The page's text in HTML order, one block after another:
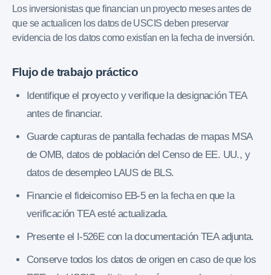
Los inversionistas que financian un proyecto meses antes de
que se actualicen los datos de USCIS deben preservar
evidencia de los datos como existían en la fecha de inversión.
Flujo de trabajo práctico
Identifique el proyecto y verifique la designación TEA
antes de financiar.
Guarde capturas de pantalla fechadas de mapas MSA
de OMB, datos de población del Censo de EE. UU., y
datos de desempleo LAUS de BLS.
Financie el fideicomiso EB-5 en la fecha en que la
verificación TEA esté actualizada.
Presente el I-526E con la documentación TEA adjunta.
Conserve todos los datos de origen en caso de que los